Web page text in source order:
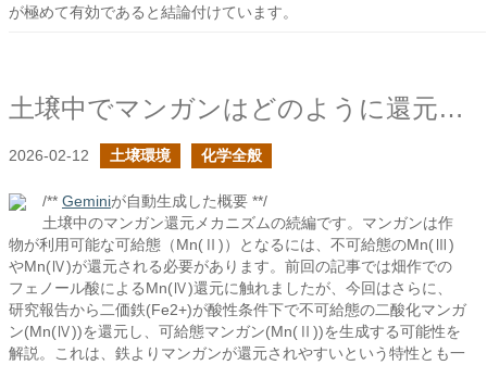
が極めて有効であると結論付けています。
土壌中でマンガンはどのように還元されるか？の続き
2026-02-12 土壌環境 化学全般
/** Geminiが自動生成した概要 **/
土壌中のマンガン還元メカニズムの続編です。マンガンは作
物が利用可能な可給態（Mn(Ⅱ)）となるには、不可給態のMn(Ⅲ)
やMn(Ⅳ)が還元される必要があります。前回の記事では畑作での
フェノール酸によるMn(Ⅳ)還元に触れましたが、今回はさらに、
研究報告から二価鉄(Fe2+)が酸性条件下で不可給態の二酸化マンガ
ン(Mn(Ⅳ))を還元し、可給態マンガン(Mn(Ⅱ))を生成する可能性を
解説。これは、鉄よりマンガンが還元されやすいという特性とも一